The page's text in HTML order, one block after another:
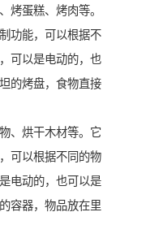
烤蛋糕、烤肉等。
功能，可以根据不
可以是电动的，也
的烤盘，食物直接
、烘干木材等。它
可以根据不同的物
电动的，也可以是
容器，物品放在里